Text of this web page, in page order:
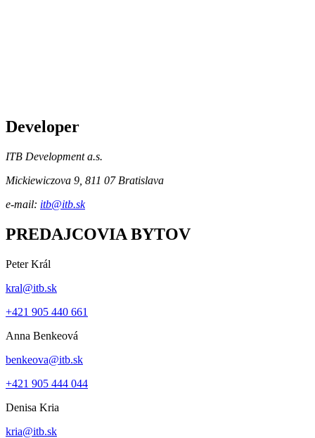
Developer
ITB Development a.s.
Mickiewiczova 9, 811 07 Bratislava
e-mail: itb@itb.sk
PREDAJCOVIA BYTOV
Peter Král
kral@itb.sk
+421 905 440 661
Anna Benkeová
benkeova@itb.sk
+421 905 444 044
Denisa Kria
kria@itb.sk